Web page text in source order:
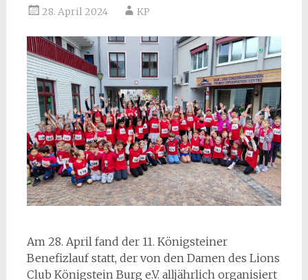
28. April 2024 KP
Am 28. April fand der 11. Königsteiner
Benefizlauf statt, der von den Damen des Lions
Club Königstein Burg e.V. alljährlich organisiert